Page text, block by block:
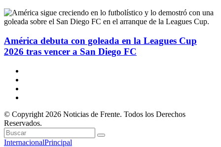
América debuta con goleada en la Leagues Cup
2026 tras vencer a San Diego FC
© Copyright 2026 Noticias de Frente. Todos los Derechos
Reservados.
InternacionalPrincipal